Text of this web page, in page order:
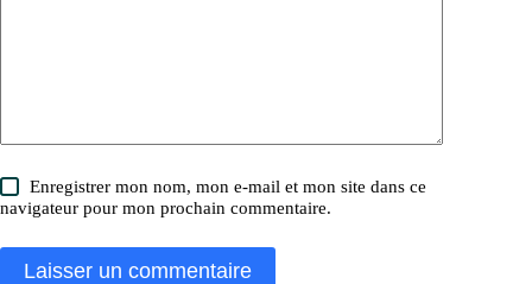
Enregistrer mon nom, mon e-mail et mon site dans ce
navigateur pour mon prochain commentaire.
Laisser un commentaire